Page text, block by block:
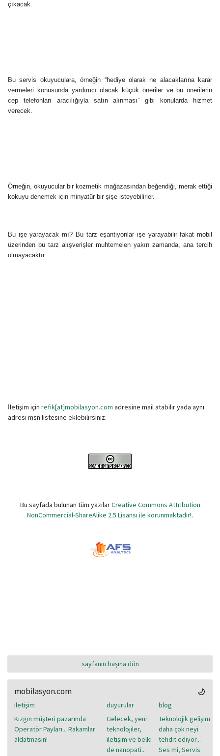
çıkacak.
Bu servis okuyuculara, örneğin “hediye olarak ne alacaklarına karar
vermeleri konusunda yardımcı olacak küçük öneriler ve bu önerilerin
cep telefonları aracılığıyla satın alınması” gibi konularda hizmet
verecek.
Örneğin, okuyucular bir kozmetik mağazasından beğendiği, merak ettiği
kokuyu denemek için minyatür bir şişe isteyebilirler.
Bu işe yarayacak mı? Bu tarz eşantiyonlar işe yarayabilir fakat mobil
üzerinden bu tarz alışverişler muhtemelen yakın zamanda, ana tercih
olmayacaktır.
İletişim için refik[at]mobilasyon.com adresine mail atabilir yada aynı
adresi msn listesine eklebilirsiniz.
Bu sayfada bulunan tüm yazılarCreative Commons Attribution
NonCommercial-ShareAlike 2.5 Lisansı ile korunmaktadır!.
sayfanın başına dön
mobilasyon.com
iletişim duyurular
blog
Kızgın müşteri pazarında
Operatör Payları... Rakamlar
aldatmasın!
Gelecek, yeni
teknolojiler,
iletişim ve belki
de nanopati...
Teknolojik gelişim
daha çok neyi
tehdit ediyor...
Ses mi, Servis